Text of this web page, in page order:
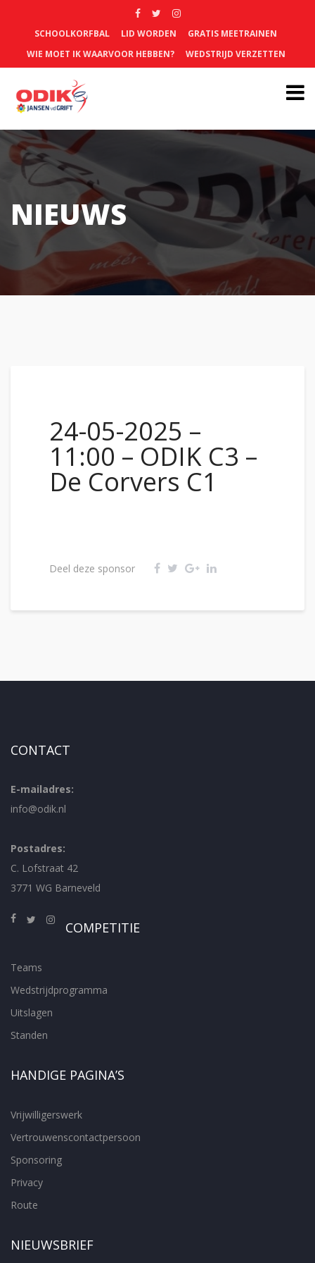
SCHOOLKORFBAL LID WORDEN
GRATIS MEETRAINEN
WIE MOET IK WAARVOOR HEBBEN?
WEDSTRIJD VERZETTEN
NIEUWS
24-05-2025 –
11:00 – ODIK C3 –
De Corvers C1
Deel deze sponsor
CONTACT
E-mailadres:
info@odik.nl
Postadres:
C. Lofstraat 42
3771 WG Barneveld
COMPETITIE
Teams
Wedstrijdprogramma
Uitslagen
Standen
HANDIGE PAGINA’S
Vrijwilligerswerk
Vertrouwenscontactpersoon
Sponsoring
Privacy
Route
NIEUWSBRIEF